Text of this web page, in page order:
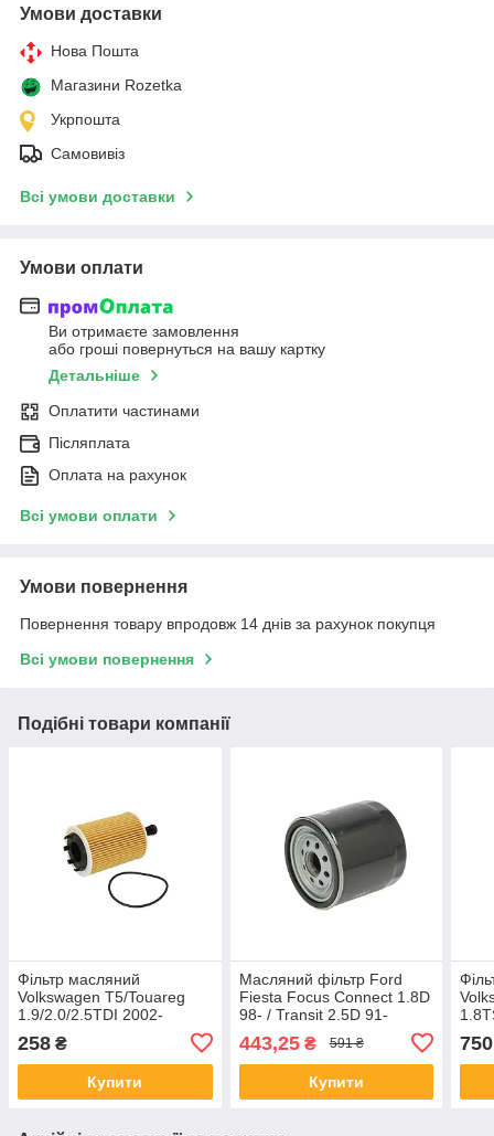
Умови доставки
Нова Пошта
Магазини Rozetka
Укрпошта
Самовивіз
Всі умови доставки
Умови оплати
Ви отримаєте замовлення
або гроші повернуться на вашу картку
Детальніше
Оплатити частинами
Післяплата
Оплата на рахунок
Всі умови оплати
Умови повернення
Повернення товару впродовж 14 днів за рахунок покупця
Всі умови повернення
Подібні товари компанії
Фільтр масляний
Volkswagen T5/Touareg
1.9/2.0/2.5TDI 2002-
258 ₴
Купити
Масляний фільтр Ford
Fiesta Focus Connect 1.8D
98- / Transit 2.5D 91-
443,25₴ 591 ₴
Купити
750